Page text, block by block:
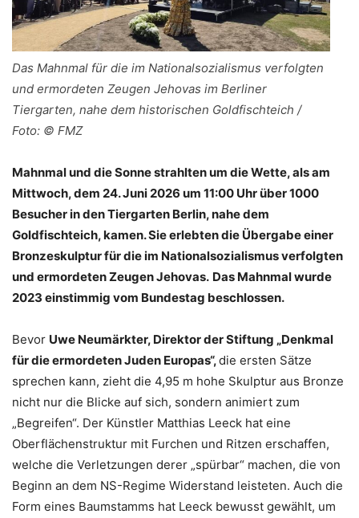
Das Mahnmal für die im Nationalsozialismus verfolgten
und ermordeten Zeugen Jehovas im Berliner
Tiergarten, nahe dem historischen Goldfischteich /
Foto: © FMZ
Mahnmal und die Sonne strahlten um die Wette, als am
Mittwoch, dem 24. Juni 2026 um 11:00 Uhr über 1000
Besucher in den Tiergarten Berlin, nahe dem
Goldfischteich, kamen. Sie erlebten die Übergabe einer
Bronzeskulptur für die im Nationalsozialismus verfolgten
und ermordeten Zeugen Jehovas. Das Mahnmal wurde
2023 einstimmig vom Bundestag beschlossen.
Bevor Uwe Neumärkter, Direktor der Stiftung „Denkmal
für die ermordeten Juden Europas“,die ersten Sätze
sprechen kann, zieht die 4,95 m hohe Skulptur aus Bronze
nicht nur die Blicke auf sich, sondern animiert zum
„Begreifen“. Der Künstler Matthias Leeck hat eine
Oberflächenstruktur mit Furchen und Ritzen erschaffen,
welche die Verletzungen derer „spürbar“ machen, die von
Beginn an dem NS-Regime Widerstand leisteten. Auch die
Form eines Baumstamms hat Leeck bewusst gewählt, um